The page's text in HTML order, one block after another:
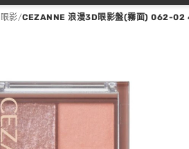
眼影/CEZANNE 浪漫3D眼影盤(霧面) 062-02